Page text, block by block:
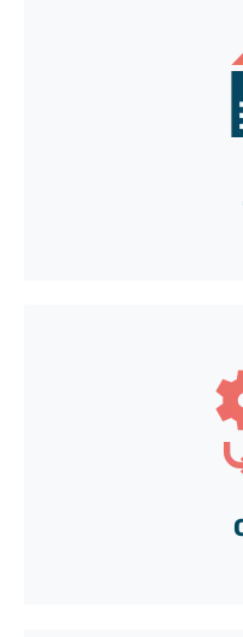
Acceda a
y descubra todas las
de
Acceda a
y descubra todas las
de